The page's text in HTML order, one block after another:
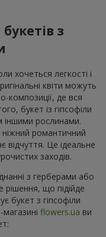
з
хочеться легкості і
квіти можуть
композиції, де вся
букет із гіпсофіли
рослинами.
романтичний
відчуття. Це ідеальне
заходів.
з герберами або
що підійде
букет з гіпсофіли
flowers.ua ви